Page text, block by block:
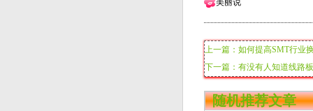
美丽说
上一篇：如何提高SMT行业
下一篇：有没有人知道线路
随机推荐文章